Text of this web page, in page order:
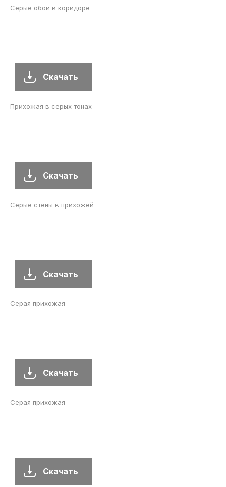
Серые обои в коридоре
Скачать
Прихожая в серых тонах
Скачать
Серые стены в прихожей
Скачать
Серая прихожая
Скачать
Серая прихожая
Скачать